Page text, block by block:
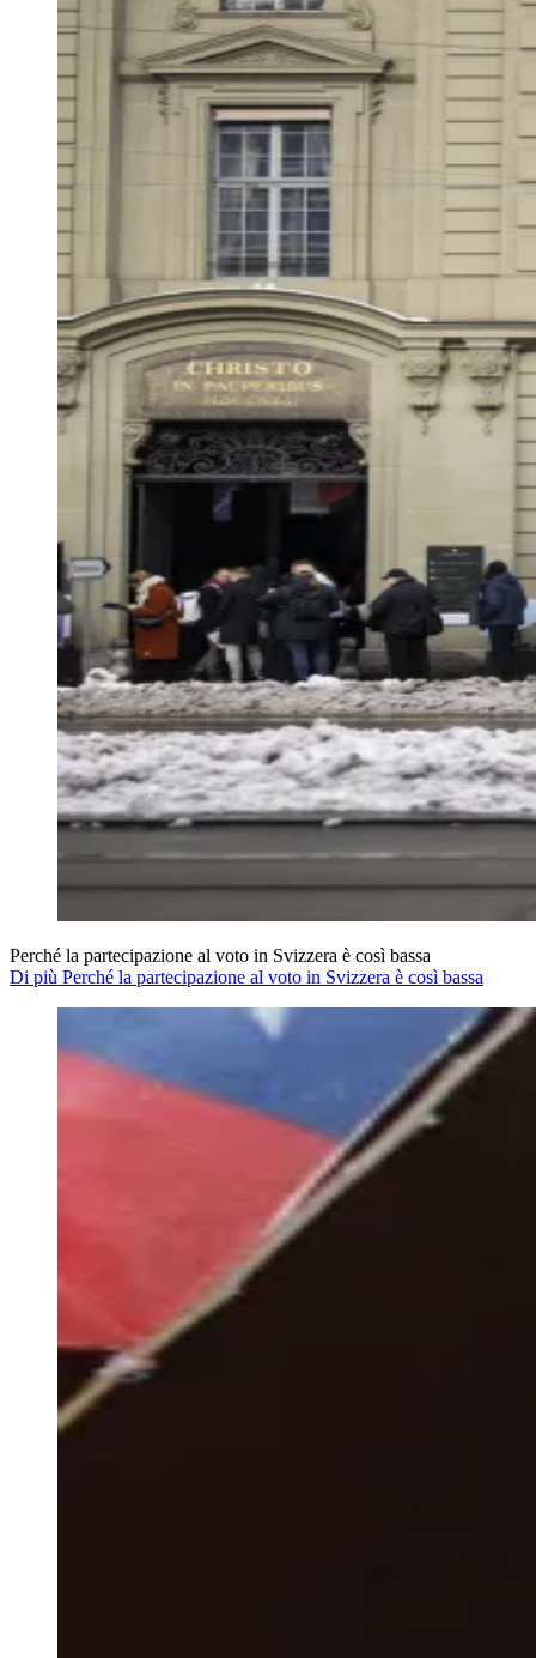
Perché la partecipazione al voto in Svizzera è così bassa
Di più Perché la partecipazione al voto in Svizzera è così bassa